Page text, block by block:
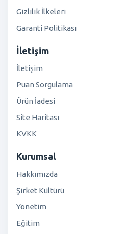
Gizlilik İlkeleri
Garanti Politikası
İletişim
İletişim
Puan Sorgulama
Ürün İadesi
Site Haritası
KVKK
Kurumsal
Hakkımızda
Şirket Kültürü
Yönetim
Eğitim